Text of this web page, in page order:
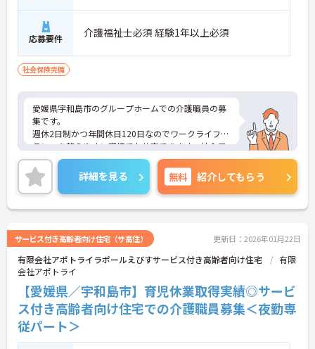
応募要件 介護福祉士必須 経験1年以上必須
社会保険完備
愛媛県宇和島市のグループホームでの介護職員の募
集です。
週休2日制かつ年間休日120日なのでワークライフバ
ランスを整えやすい環境でお仕事できます。社会保
険完備のため生活も安心！
ご興味のある方は、面接のポイントをお伝えします
のでお気軽にお問い合せください。
詳細を見る 無料 紹介してもらう
サービス付き高齢者向け住宅（サ高住） 更新日：2026年01月22日
有限会社アポトライラポールえびすサービス付き高齢者向け住宅
有限
会社アポトライ
【愛媛県／宇和島市】育児休業取得実績◎サービ
ス付き高齢者向け住宅での介護職員募集＜夜勤専
従パート＞